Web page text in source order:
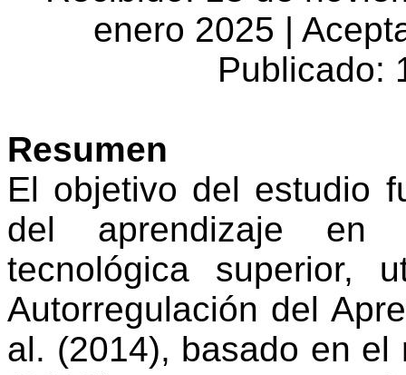
enero 2025 |
Publicado:
Resumen
El objetivo del estudio
del aprendizaje en
tecnológica superior,
Autorregulación del
al. (2014), basado en el